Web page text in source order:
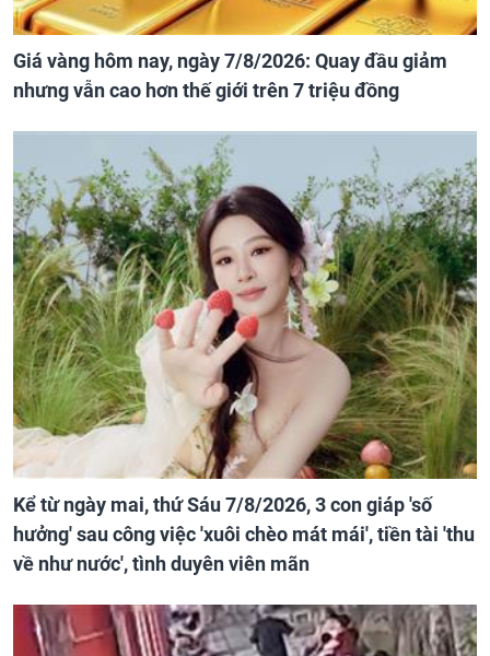
Giá vàng hôm nay, ngày 7/8/2026: Quay đầu giảm
nhưng vẫn cao hơn thế giới trên 7 triệu đồng
Kể từ ngày mai, thứ Sáu 7/8/2026, 3 con giáp 'số
hưởng' sau công việc 'xuôi chèo mát mái', tiền tài 'thu
về như nước', tình duyên viên mãn